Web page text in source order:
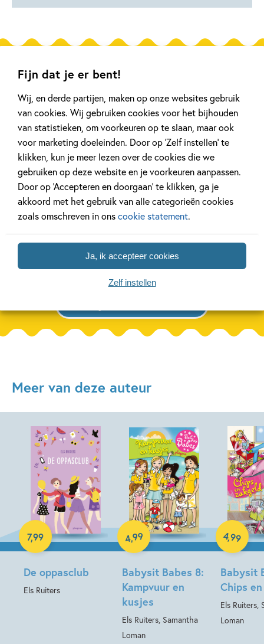
Fijn dat je er bent!
Wij, en derde partijen, maken op onze websites gebruik
van cookies. Wij gebruiken cookies voor het bijhouden
van statistieken, om voorkeuren op te slaan, maar ook
voor marketing doeleinden. Door op ‘Zelf instellen’ te
klikken, kun je meer lezen over de cookies die we
gebruiken op deze website en je voorkeuren aanpassen.
Door op ‘Accepteren en doorgaan’ te klikken, ga je
akkoord met het gebruik van alle categorieën cookies
zoals omschreven in onscookie statement.
Ja, ik accepteer cookies
Zelf instellen
Gerelateerde artikelen
20 APRIL 2026
Oplossing ‘De schaduwroof’
puzzel!
Achtergrond
27 FEBRUARI 2026
Ons
Kinderpanel
Meer van deze auteur
De oppasclub
Els Ruiters
7,99
E-book
Babysit Babes 8:
Kampvuur en
kusjes
Els Ruiters, Samantha
Loman
4,99
E-book
Babysit
Chips
Els Ruiters,
Loman
4,99
E-book